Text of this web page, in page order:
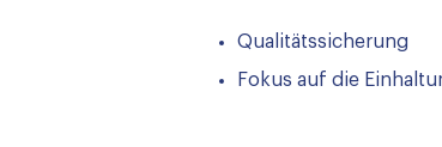
Qualitätssicherung
Fokus auf die